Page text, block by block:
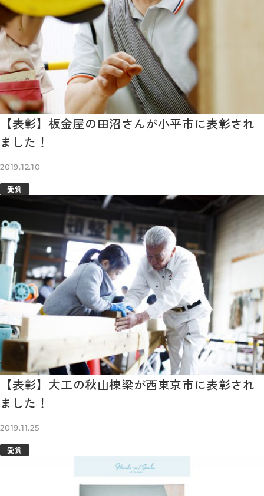
【表彰】板金屋の田沼さんが小平市に表彰され
ました！
2019.12.10
受賞
【表彰】大工の秋山棟梁が西東京市に表彰され
ました！
2019.11.25
受賞